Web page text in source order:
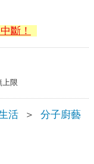
斷！
上限
活 ＞ 分子廚藝